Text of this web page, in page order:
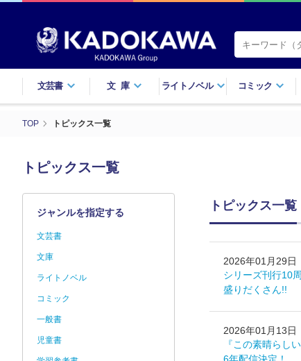
文芸書 文庫 ライトノベル コミック
TOP トピックス一覧
トピックス一覧
トピックス一覧
2026年01月29日
シリーズ刊行10
盛りだくさん!!
2026年01月13日
『この素晴らし
6年配信決定！
ジャンルを指定する
文芸書
文庫
ライトノベル
コミック
一般書
児童書